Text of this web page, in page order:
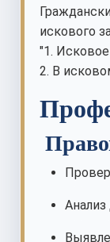
искового
"1.
2. В